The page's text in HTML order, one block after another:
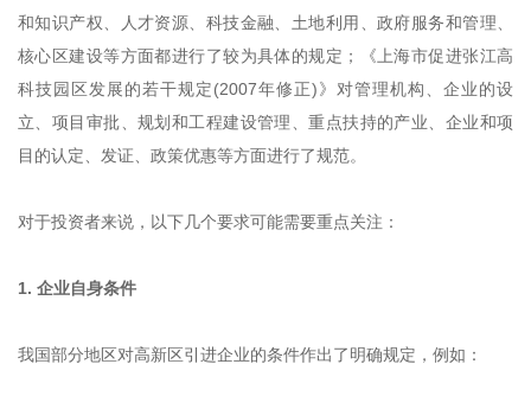
和知识产权、人才资源、科技金融、土地利用、政府服务和管理、
核心区建设等方面都进行了较为具体的规定；《上海市促进张江高
科技园区发展的若干规定(2007年修正)》对管理机构、企业的设
立、项目审批、规划和工程建设管理、重点扶持的产业、企业和项
目的认定、发证、政策优惠等方面进行了规范。
对于投资者来说，以下几个要求可能需要重点关注：
1. 企业自身条件
我国部分地区对高新区引进企业的条件作出了明确规定，例如：